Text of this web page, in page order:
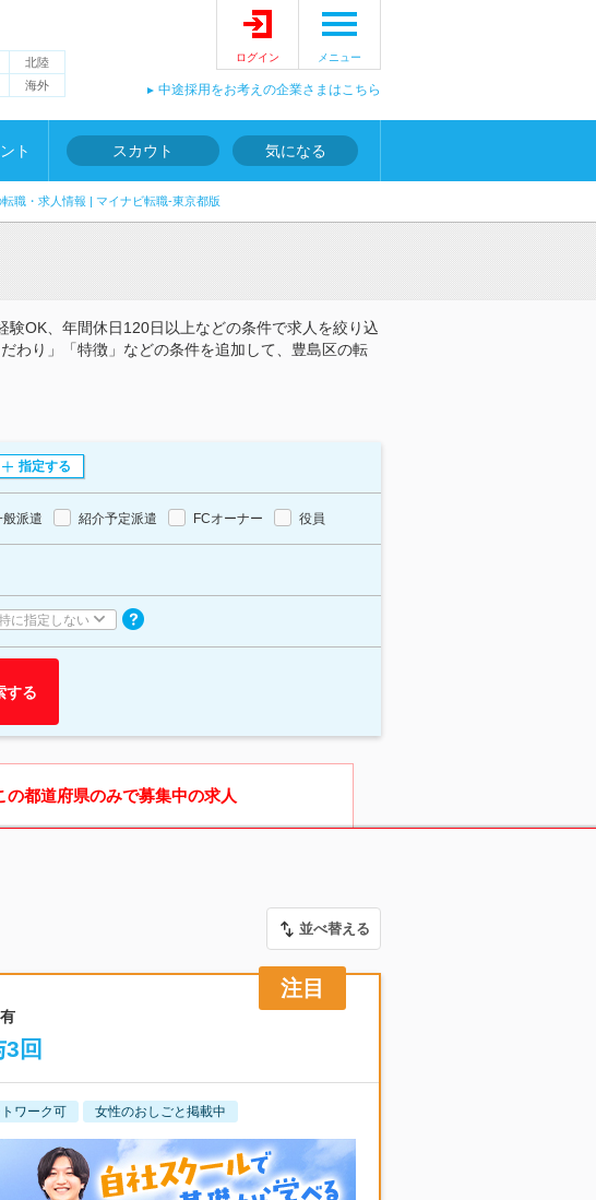
北陸
海外
ログイン メニュー
中途採用をお考えの企業さまはこちら
ト スカウト 気になる
職・求人情報 | マイナビ転職-東京都版
OK、年間休日120日以上などの条件で求人を絞り込
わり」「特徴」などの条件を追加して、豊島区の転
指定する
般派遣 紹介予定派遣 FCオーナー 役員
に指定しない
する
の都道府県のみで募集中の求人
並べ替える
回
ワーク可 女性のおしごと掲載中